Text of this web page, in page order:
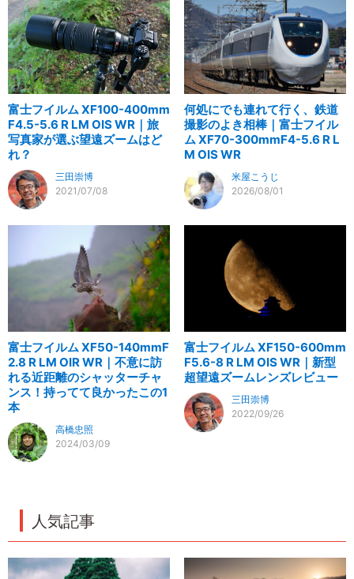
富士フイルム XF100-400mm
F4.5-5.6 R LM OIS WR｜旅
写真家が選ぶ望遠ズームはど
れ？
三田崇博
2021/07/08
何処にでも連れて行く、鉄道
撮影のよき相棒｜富士フイル
ム XF70-300mmF4-5.6 R L
M OIS WR
米屋こうじ
2026/08/01
富士フイルム XF50-140mmF
2.8 R LM OIR WR｜不意に訪
れる近距離のシャッターチャ
ンス！持ってて良かったこの1
本
高橋忠照
2024/03/09
富士フイルム XF150-600mm
F5.6-8 R LM OIS WR｜新型
超望遠ズームレンズレビュー
三田崇博
2022/09/26
人気記事